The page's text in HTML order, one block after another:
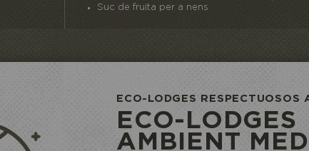
Suc de fruita per a nens
ECO-LODGES RESPECTUOSOS
ECO-
AMBIENT MEDI